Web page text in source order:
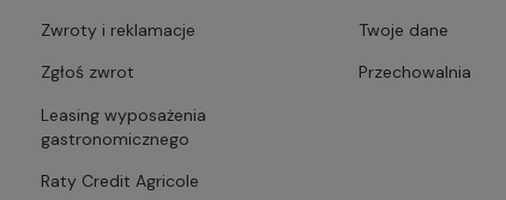
Zwroty i reklamacje
Zgłoś zwrot
Leasing wyposażenia
gastronomicznego
Raty Credit Agricole
Twoje dane
Przechowalnia